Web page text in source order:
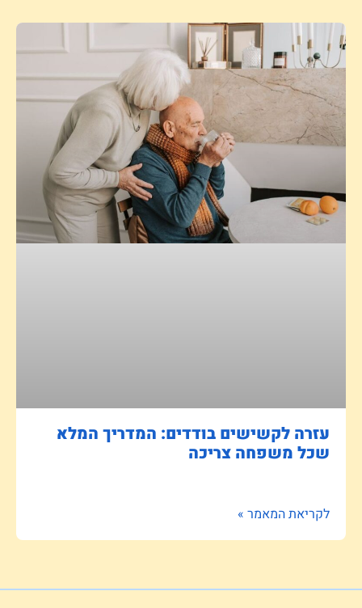
עזרה לקשישים בודדים: המדריך המלא
שכל משפחה צריכה
לקריאת המאמר »